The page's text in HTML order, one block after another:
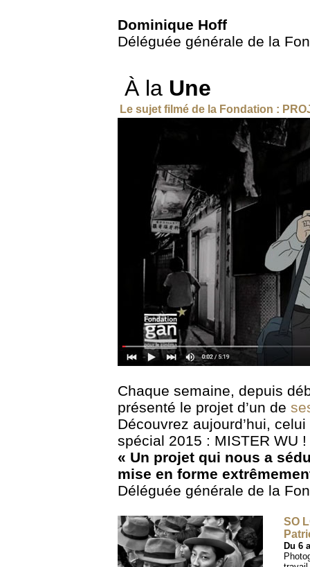
Dominique Hoff
Déléguée générale de la
À la Une
Le sujet filmé de la Fondation :
Chaque semaine, depuis
présenté le projet d’un de
Découvrez aujourd’hui,
spécial 2015 : MISTER WU !
« Un projet qui nous a
mise en forme
Déléguée générale de la
SO
Du 6